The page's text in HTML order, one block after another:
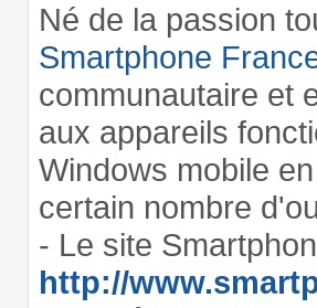
Né de la passion
Smartphone
communautaire et
aux appareils
Windows mobile
certain nombre
- Le site
http://